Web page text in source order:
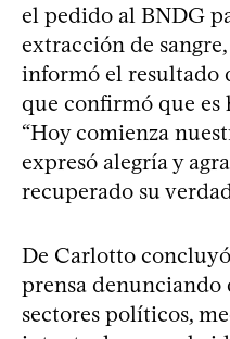
el pedido al BNDG
extracción de
informó el resultado
que confirmó que es
“Hoy comienza
expresó alegría y
recuperado su
De Carlotto
prensa denunciando
sectores políticos,